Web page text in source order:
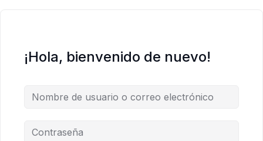
¡Hola, bienvenido de nuevo!